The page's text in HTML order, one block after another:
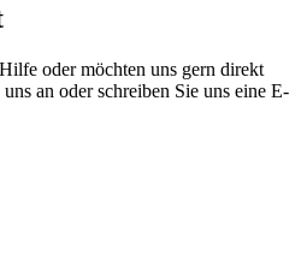
oder möchten uns gern direkt
an oder schreiben Sie uns eine E-